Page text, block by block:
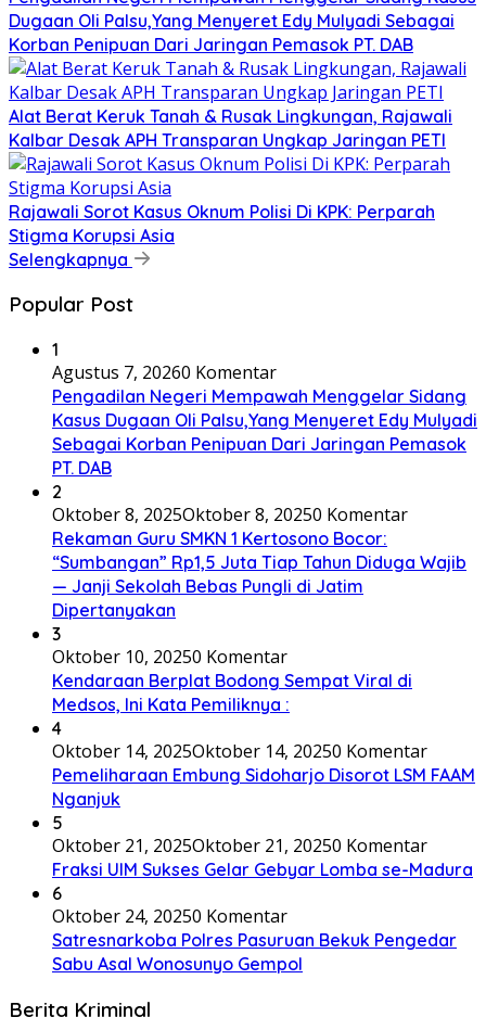
Dugaan Oli Palsu,Yang Menyeret Edy Mulyadi Sebagai
Korban Penipuan Dari Jaringan Pemasok PT. DAB
Alat Berat Keruk Tanah & Rusak Lingkungan, Rajawali
Kalbar Desak APH Transparan Ungkap Jaringan PETI
Rajawali Sorot Kasus Oknum Polisi Di KPK: Perparah
Stigma Korupsi Asia
Selengkapnya
Popular Post
1
Agustus 7, 20260 Komentar
Pengadilan Negeri Mempawah Menggelar Sidang
Kasus Dugaan Oli Palsu,Yang Menyeret Edy Mulyadi
Sebagai Korban Penipuan Dari Jaringan Pemasok
PT. DAB
2
Oktober 8, 2025Oktober 8, 20250 Komentar
Rekaman Guru SMKN 1 Kertosono Bocor:
“Sumbangan” Rp1,5 Juta Tiap Tahun Diduga Wajib
— Janji Sekolah Bebas Pungli di Jatim
Dipertanyakan
3
Oktober 10, 20250 Komentar
Kendaraan Berplat Bodong Sempat Viral di
Medsos, Ini Kata Pemiliknya :
4
Oktober 14, 2025Oktober 14, 20250 Komentar
Pemeliharaan Embung Sidoharjo Disorot LSM FAAM
Nganjuk
5
Oktober 21, 2025Oktober 21, 20250 Komentar
Fraksi UIM Sukses Gelar Gebyar Lomba se-Madura
6
Oktober 24, 20250 Komentar
Satresnarkoba Polres Pasuruan Bekuk Pengedar
Sabu Asal Wonosunyo Gempol
Berita Kriminal